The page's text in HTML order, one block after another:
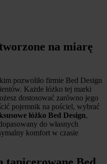
na miarę
pozwoliło firmie Bed Design
Każde łóżko tej marki
dostosować zarówno jego
pojemnik na pościel, wybrać
łóżko Bed Design,
do własnych
komfort w czasie